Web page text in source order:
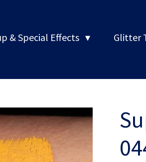
& Special Effects Glitter